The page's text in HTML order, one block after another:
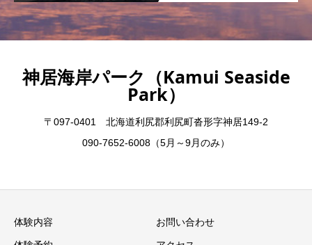
神居海岸パーク（Kamui Seaside
Park）
〒097-0401 北海道利尻郡利尻町沓形字神居149-2
090-7652-6008（5月～9月のみ）
体験内容 お問い合わせ